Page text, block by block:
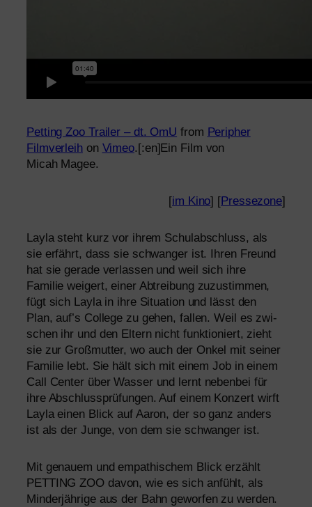
Petting Zoo Trailer – dt. OmU from Peripher
Filmverleihon Vimeo.[:en]Ein Film von
Micah Magee.
[im Kino] [Pressezone]
Layla steht kurz vor ihrem Schulabschluss, als
sie erfährt, dass sie schwan­ger ist. Ihren Freund
hat sie gera­de ver­las­sen und weil sich ihre
Familie wei­gert, einer Abtreibung zuzu­stim­men,
fügt sich Layla in ihre Situation und lässt den
Plan, auf’s College zu gehen, fal­len. Weil es zwi­
schen ihr und den Eltern nicht funk­tio­niert, zieht
sie zur Großmutter, wo auch der Onkel mit sei­ner
Familie lebt. Sie hält sich mit einem Job in einem
Call Center über Wasser und lernt neben­bei für
ihre Abschlussprüfungen. Auf einem Konzert wirft
Layla einen Blick auf Aaron, der so ganz anders
ist als der Junge, von dem sie schwan­ger ist.
Mit genau­em und empa­thi­schem Blick erzählt
PETTING ZOOdavon, wie es sich anfühlt, als
Minderjährige aus der Bahn gewor­fen zu wer­den.